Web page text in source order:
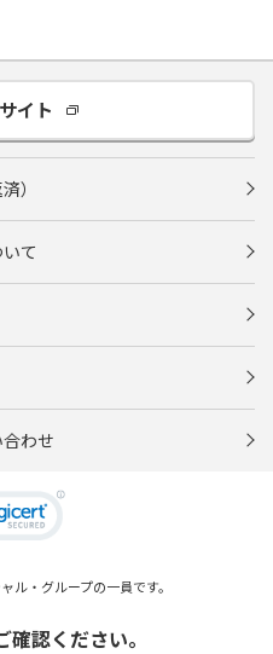
イト
）
て
わせ
ル・グループの一員です。
認ください。